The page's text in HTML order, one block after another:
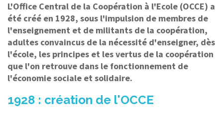
L'Office Central de la Coopération à l'Ecole (OCCE) a
été créé en 1928, sous l'impulsion de membres de
l'enseignement et de militants de la coopération,
adultes convaincus de la nécessité d'enseigner, dès
l'école, les principes et les vertus de la coopération
que l'on retrouve dans le fonctionnement de
l'économie sociale et solidaire.
1928 : création de l'OCCE